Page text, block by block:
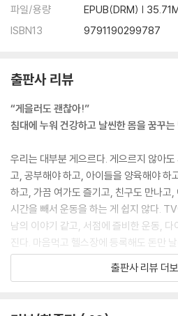
우리를 불행하게 하는 우리의 생각들
2 생각들이 날아다니는 디폴트 모드 네트워
스마트폰이 행복하게 해준다고?
명상, 그리고 디폴트 모드 네트워크
근육도 단련이 가능한데, 뇌라고 안 되겠
5 긴장이 긴장 이완에 도움이 된다?
몸을 통해 정신에 영향을 미치기
게으름뱅이들의 점진적 근육 이완법
프리스타일과 부스터, 다시 주어진 선택권
6 청소가 건강에 좋을 수 있다
마음챙김을 이해하기
청소하면서 마음챙김 실천하기
건포도 속 우주
파일/용량
EPUB(DRM) |
ISBN13
9791190299787
출판사 리뷰
“게을러도 괜찮아!”
침대에 누워 건강하고 날씬한 몸을 꿈꾸
우리는 대부분 게으르다. 게으르지 않아
고, 공부해야 하고, 아이들을 양육해야 하
하고, 가끔 여가도 즐기고, 친구도 만나고,
시간을 빼서 운동을 하는 게 쉽지 않다.
남의 이야기 같고, 서점에 즐비한 운동,
진다. 마음먹고 헬스장에 등록해도 돈만
홈트는 드라마 속의 한 장면 그 이상도 이
출판사 리뷰 더